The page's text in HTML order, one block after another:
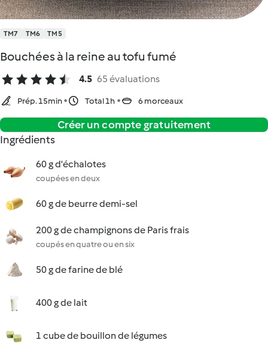
TM7 TM6 TM5
Bouchées à la reine au tofu fumé
4.5 65 évaluations
Prép. 15min Total 1h 6 morceaux
Créer un compte gratuitement
Ingrédients
60 g d'échalotes
coupées en deux
60 g de beurre demi-sel
200 g de champignons de Paris frais
coupés en quatre ou en six
50 g de farine de blé
400 g de lait
1 cube de bouillon de légumes